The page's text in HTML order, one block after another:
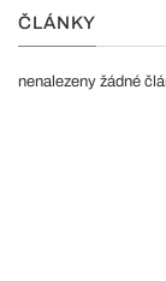
ČLÁNKY
nenalezeny žádné